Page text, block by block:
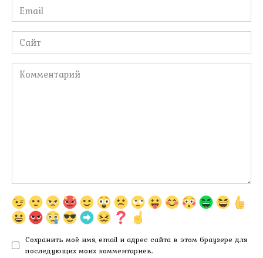
Email
*
Сайт
Комментарий
Сохранить моё имя, email и адрес сайта в этом браузере для
последующих моих комментариев.